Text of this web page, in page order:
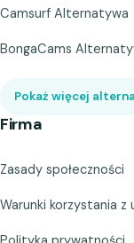
Camsurf Alternatywa
BongaCams
Pokaż więcej
Firma
Zasady społeczności
Warunki korzystania z